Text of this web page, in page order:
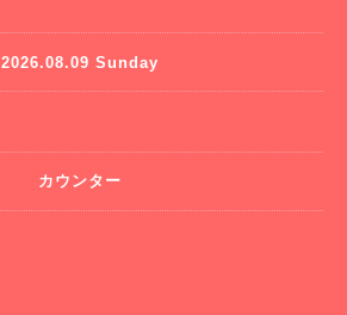
2026.08.09 Sunday
カウンター